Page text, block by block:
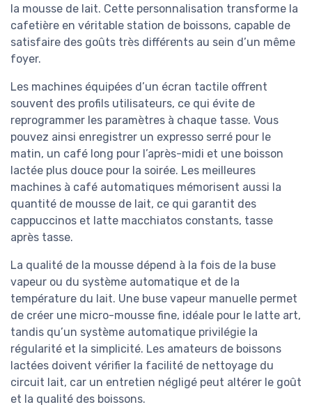
la mousse de lait. Cette personnalisation transforme la
cafetière en véritable station de boissons, capable de
satisfaire des goûts très différents au sein d’un même
foyer.
Les machines équipées d’un écran tactile offrent
souvent des profils utilisateurs, ce qui évite de
reprogrammer les paramètres à chaque tasse. Vous
pouvez ainsi enregistrer un expresso serré pour le
matin, un café long pour l’après-midi et une boisson
lactée plus douce pour la soirée. Les meilleures
machines à café automatiques mémorisent aussi la
quantité de mousse de lait, ce qui garantit des
cappuccinos et latte macchiatos constants, tasse
après tasse.
La qualité de la mousse dépend à la fois de la buse
vapeur ou du système automatique et de la
température du lait. Une buse vapeur manuelle permet
de créer une micro-mousse fine, idéale pour le latte art,
tandis qu’un système automatique privilégie la
régularité et la simplicité. Les amateurs de boissons
lactées doivent vérifier la facilité de nettoyage du
circuit lait, car un entretien négligé peut altérer le goût
et la qualité des boissons.